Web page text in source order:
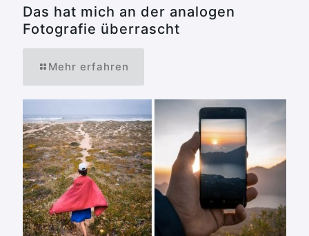
Das hat mich an der analogen
Fotografie überrascht
Mehr erfahren